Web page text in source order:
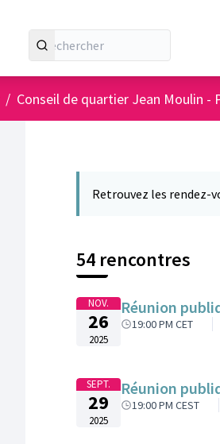
/ Conseil de quartier Jean Moulin -
Retrouvez les rendez-
54 rencontres
NOV.
26
2025
Réunion
19:00 PM CET
SEPT.
29
2025
Réunion
19:00 PM CEST